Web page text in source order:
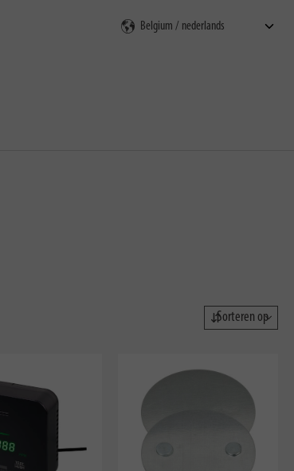
Sorteren op